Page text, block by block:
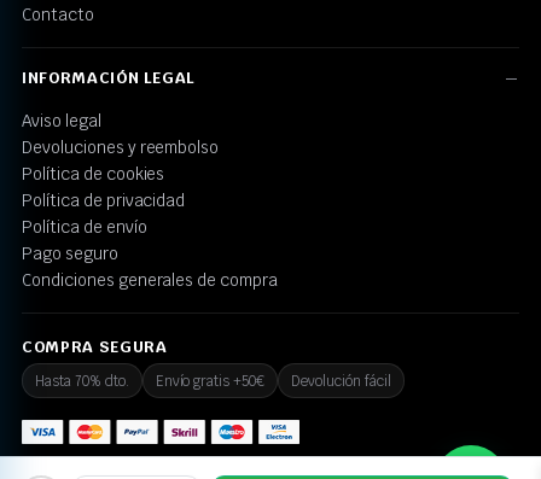
Contacto
INFORMACIÓN LEGAL
Aviso legal
Devoluciones y reembolso
Política de cookies
Política de privacidad
Política de envío
Pago seguro
Condiciones generales de compra
COMPRA SEGURA
Hasta 70% dto. Envío gratis +50€ Devolución fácil